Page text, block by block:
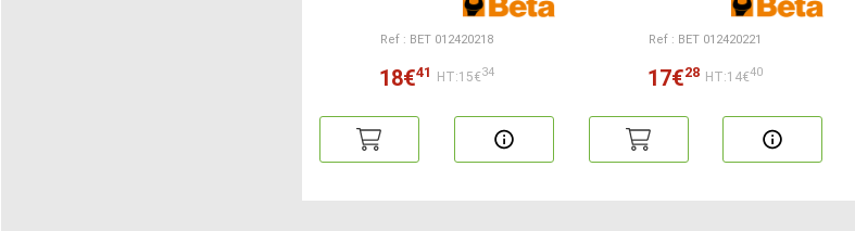
Ref : BET 012420218
18€41 HT:15€34
Ref : BET 012420221
17€28 HT:14€40